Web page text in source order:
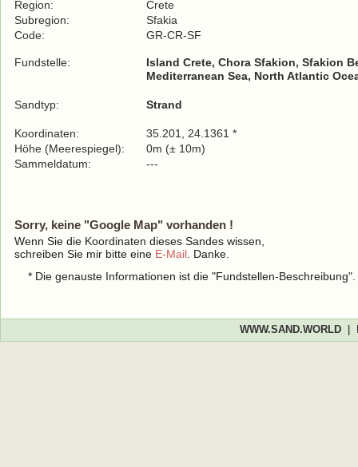
Region:
Crete
Subregion:
Sfakia
Code:
GR-CR-SF
Fundstelle:
Island Crete, Chora Sfakion, Sfakion
Mediterranean Sea, North Atlantic
Sandtyp: Strand
Koordinaten:
35.201, 24.1361 *
Höhe (Meerespiegel):
0m (± 10m)
Sammeldatum:
---
Sorry, keine "Google Map" vorhanden !
Wenn Sie die Koordinaten dieses Sandes wissen,
schreiben Sie mir bitte eine E-Mail . Danke.
* Die genauste Informationen ist die "Fundstellen-
WWW.SAND.WORLD|